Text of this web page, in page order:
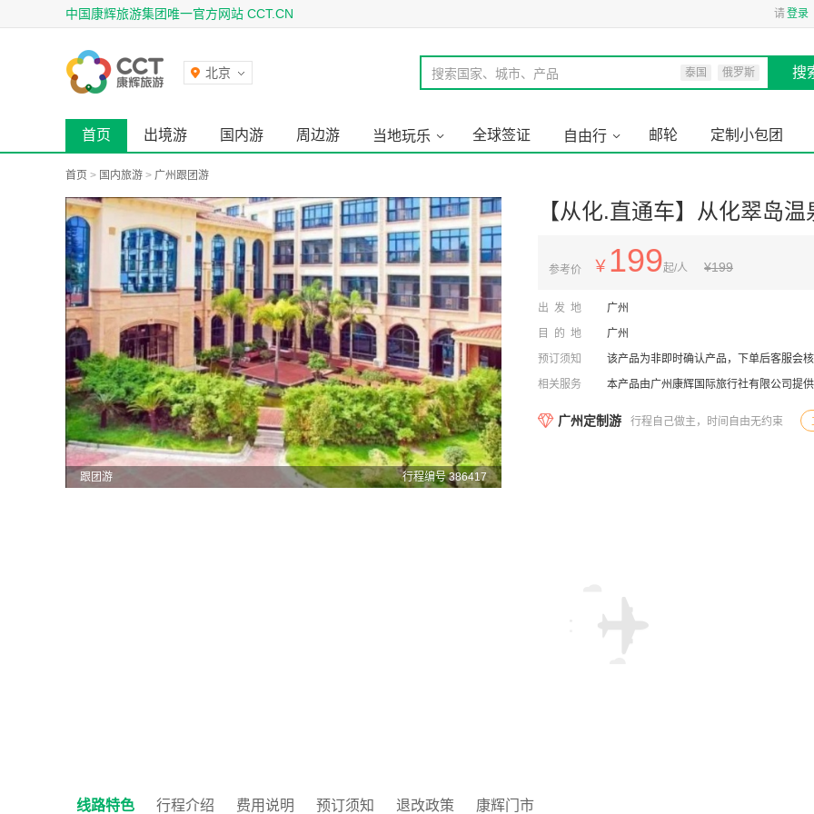
中国康辉旅游集团唯一官方网站 CCT.CN 请登录
北京 搜索国家、城市、产品 泰国 俄罗斯 搜
首页 出境游 国内游 周边游 当地玩乐 全球签证 自由行 邮轮 定制小包团
首页 > 国内旅游 > 广州跟团游
跟团游 行程编号 386417
【从化.直通车】从化翠岛
参考价 ￥ 199起/人 ¥199
出发地
广州
目的地
广州
预订须知
该产品为非即时确认产品，下单后客服会
相关服务
本产品由广州康辉国际旅行社有限公司提
广州定制游 行程自己做主，时间自由无约束
线路特色 行程介绍 费用说明 预订须知 退改政策 康辉门市